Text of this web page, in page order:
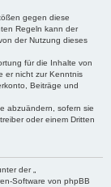
gegen diese
Regeln kann der
der Nutzung dieses
für die Inhalte von
er nicht zur Kenntnis
Beiträge und
abzuändern, sofern sie
oder einem Dritten
der „
Software von phpBB